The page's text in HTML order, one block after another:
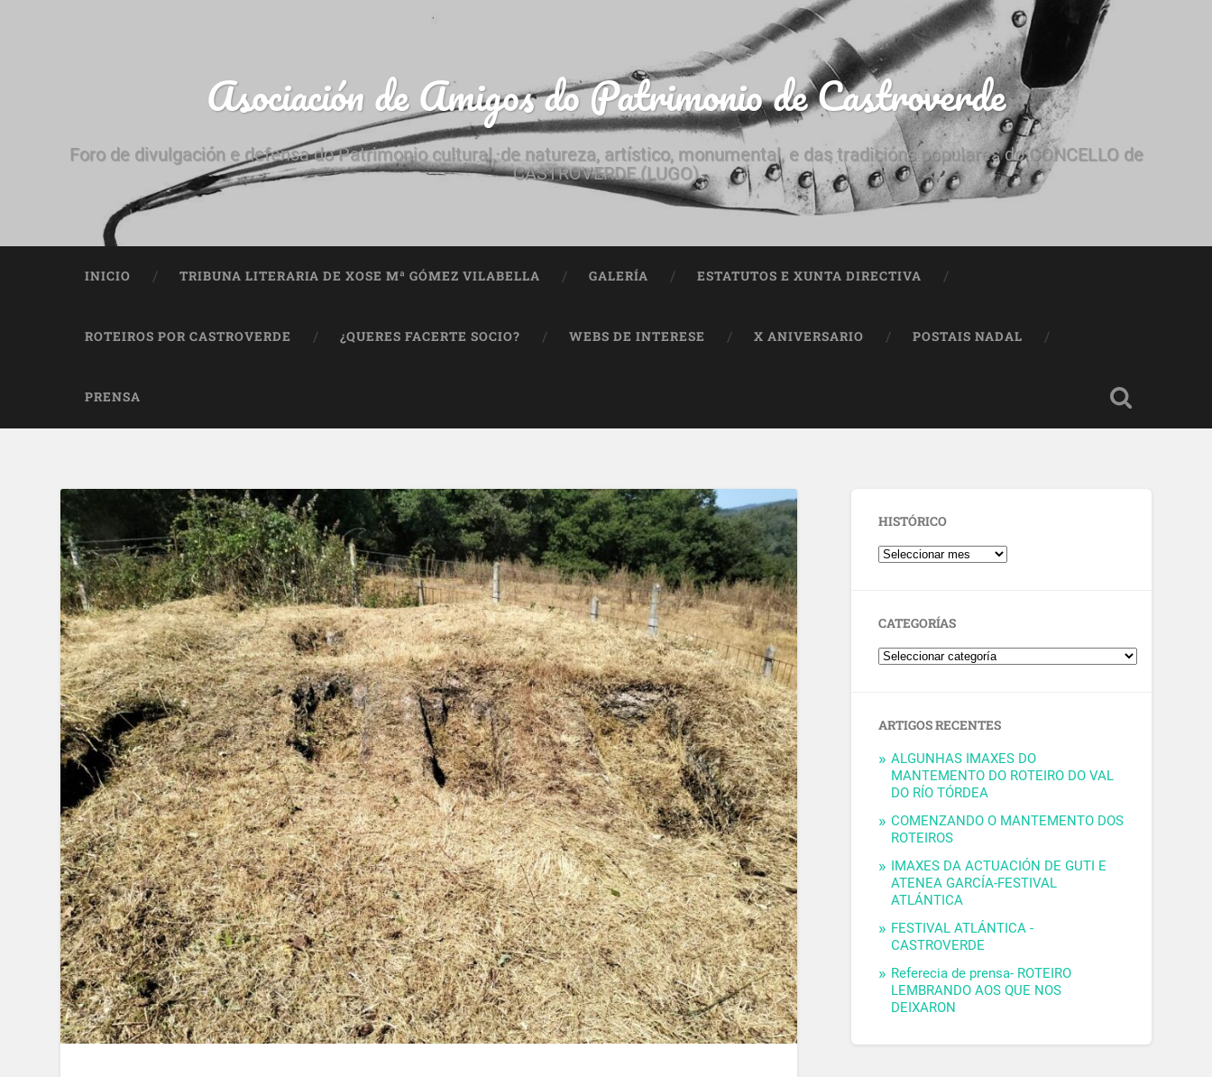
Asociación de Amigos do Patrimonio de Castroverde
Foro de divulgación e defensa do Patrimonio cultural, de natureza, artístico, monumental, e das tradicións populares do CONCELLO de
CASTROVERDE (LUGO)
INICIO TRIBUNA LITERARIA DE XOSE Mª GÓMEZ VILABELLA GALERÍA ESTATUTOS E XUNTA DIRECTIVA
ROTEIROS POR CASTROVERDE ¿QUERES FACERTE SOCIO? WEBS DE INTERESE X ANIVERSARIO POSTAIS NADAL
PRENSA
HISTÓRICO
CATEGORÍAS
ARTIGOS RECENTES
ALGUNHAS IMAXES DO
MANTEMENTO DO ROTEIRO DO VAL
DO RÍO TÓRDEA
COMENZANDO O MANTEMENTO DOS
ROTEIROS
IMAXES DA ACTUACIÓN DE GUTI E
ATENEA GARCÍA-FESTIVAL
ATLÁNTICA
FESTIVAL ATLÁNTICA -
CASTROVERDE
Referecia de prensa- ROTEIRO
LEMBRANDO AOS QUE NOS
DEIXARON